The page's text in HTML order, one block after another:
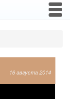
16 августа 2014